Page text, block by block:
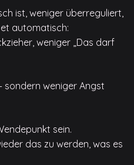
ist, weniger überreguliert,
automatisch:
weniger „Das darf
sondern weniger Angst
sein.
das zu werden, was es